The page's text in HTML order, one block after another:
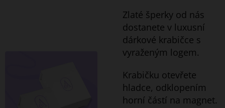
Zlaté šperky od nás
dostanete v luxusní
dárkové krabičce s
vyraženým logem.
Krabičku otevřete
hladce, odklopením
horní částí na magnet.